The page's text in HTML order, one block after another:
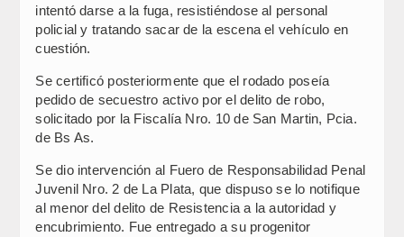
intentó darse a la fuga, resistiéndose al personal
policial y tratando sacar de la escena el vehículo en
cuestión.
Se certificó posteriormente que el rodado poseía
pedido de secuestro activo por el delito de robo,
solicitado por la Fiscalía Nro. 10 de San Martin, Pcia.
de Bs As.
Se dio intervención al Fuero de Responsabilidad Penal
Juvenil Nro. 2 de La Plata, que dispuso se lo notifique
al menor del delito de Resistencia a la autoridad y
encubrimiento. Fue entregado a su progenitor